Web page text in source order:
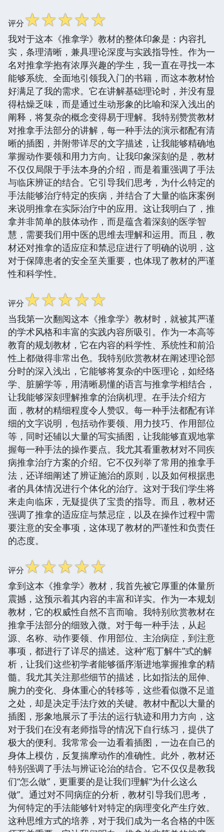
评分☆☆☆☆☆
我对于这本《推拿学》教材的整体印象是：内容扎
实，条理清晰，兼具理论深度与实践指导性。作为一
名对推拿学抱有浓厚兴趣的学生，我一直在寻找一本
能够系统、全面地引领我入门的书籍，而这本教材恰
好满足了我的需求。它在讲解基础理论时，并没有显
得枯燥乏味，而是通过生动形象的比喻和深入浅出的
阐释，将复杂的概念变得易于理解。我特别赞赏教材
对推拿手法部分的讲解，每一种手法的演示都配有清
晰的插图，并附带详尽的文字描述，让我能够精确地
掌握动作要领和用力方向。让我印象深刻的是，教材
不仅仅局限于手法本身的介绍，而是着重强调了手法
与临床辨证的结合。它引导我们思考，为什么特定的
手法能够治疗特定的疾病，并结合了大量的临床案例
来说明推拿在实际治疗中的应用。这让我明白了，推
拿并非简单的肢体动作，而是蕴含着深刻的医学智
慧，需要我们用中医的思维去理解和运用。而且，教
材还对推拿的适应症和禁忌症进行了明确的说明，这
对于保障患者的安全至关重要，也体现了教材的严谨
性和科学性。
评分☆☆☆☆☆
当我第一次翻阅这本《推拿学》教材时，就被其严谨
的学术风格和丰富的实践内容所吸引。作为一本高等
教育的规划教材，它在内容的科学性、系统性和前沿
性上都做得非常出色。我特别欣赏教材在阐述理论部
分时的深入浅出，它能够将复杂的中医理论，如经络
学、脏腑学等，用清晰易懂的语言与推拿学相结合，
让我能够深刻理解推拿的治病机理。在手法介绍方
面，教材的精细程度令人赞叹。每一种手法都配有详
细的文字说明，包括动作要领、用力技巧、作用部位
等，同时还辅以大量的写实插图，让我能够直观地掌
握每一种手法的操作要点。我尤其看重教材对不同疾
病推拿治疗方案的介绍。它不仅列举了常用的推拿手
法，还详细阐述了辨证施治的原则，以及如何根据患
者的具体情况进行个体化的治疗。这对于我们学生将
来走向临床，无疑提供了宝贵的指导。而且，教材还
强调了推拿的适应症与禁忌症，以及在操作过程中需
要注意的安全事项，这体现了教材的严谨性和负责任
的态度。
评分☆☆☆☆☆
拿到这本《推拿学》教材，我首先被它厚重的体量所
震撼，这预示着其内容的丰富和详实。作为一本规划
教材，它的权威性自然不言而喻。我特别欣赏教材在
推拿手法部分的细致入微。对于每一种手法，从起
源、名称、动作要领、作用部位、主治病症，到注意
事项，都进行了详尽的描述。这种“庖丁解牛”式的解
析，让我们这些初学者能够循序渐进地掌握推拿的精
髓。我尤其关注那些细节的描述，比如指法的屈伸、
腕力的变化、身体重心的转移等，这些看似微不足道
之处，却是决定手法疗效的关键。教材中配以大量的
插图，形象地展示了手法的运行轨迹和用力方向，这
对于我们在没有老师指导的情况下自行练习，提供了
极大的便利。我常常会一边看着插图，一边在自己的
身体上模仿，反复揣摩动作的准确性。此外，教材还
特别强调了手法与辨证论治的结合。它不仅仅是教我
们“怎么做”，更重要的是让我们理解“为什么这么
做”。通过对不同病症的分析，教材引导我们思考，
为何特定的手法能够针对特定的病理变化产生疗效。
这种思维方式的培养，对于我们成为一名合格的中医